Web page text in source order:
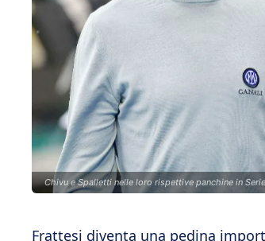
Chivu e Spalletti nelle loro rispettive panchine in
Frattesi diventa una pedina